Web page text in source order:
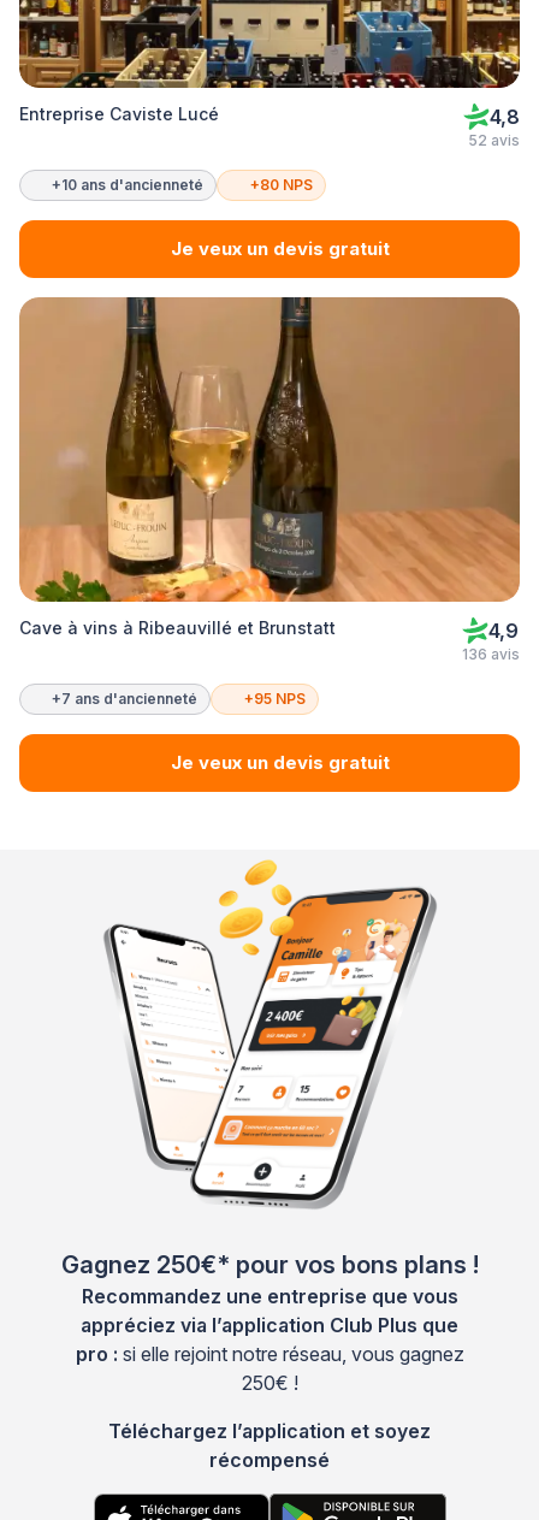
Entreprise Caviste Lucé 4,8
52 avis
+10 ans d'ancienneté +80 NPS
Je veux un devis gratuit
Cave à vins à Ribeauvillé et Brunstatt 4,9
136 avis
+7 ans d'ancienneté +95 NPS
Je veux un devis gratuit
Gagnez 250€* pour vos bons plans !
Recommandez une entreprise que vous
appréciez via l’application Club Plus que
pro : si elle rejoint notre réseau, vous gagnez
250€ !
Téléchargez l’application et soyez
récompensé